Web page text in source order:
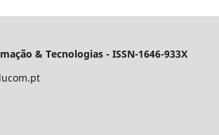
& Tecnologias - ISSN-1646-933X